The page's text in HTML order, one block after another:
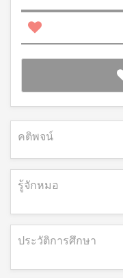
คติพจน์
รู้จักหมอ
ประวัติการศึกษา